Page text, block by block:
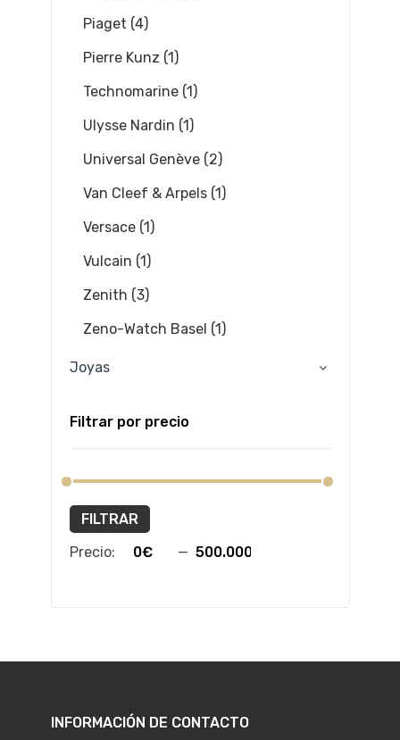
Piaget (4)
Pierre Kunz (1)
Technomarine (1)
Ulysse Nardin (1)
Universal Genève (2)
Van Cleef & Arpels (1)
Versace (1)
Vulcain (1)
Zenith (3)
Zeno-Watch Basel (1)
Joyas
Filtrar por precio
FILTRAR
Precio:
—
INFORMACIÓN DE CONTACTO